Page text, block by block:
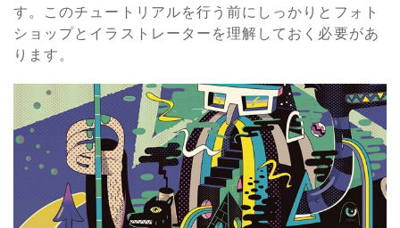
す。このチュートリアルを行う前にしっかりとフォト
ショップとイラストレーターを理解しておく必要があ
ります。